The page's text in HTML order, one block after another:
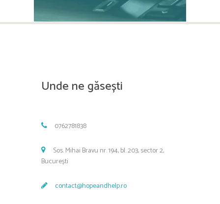
Unde ne găsești
0762781838
Sos. Mihai Bravu nr. 194, bl. 203, sector 2,
București
contact@hopeandhelp.ro